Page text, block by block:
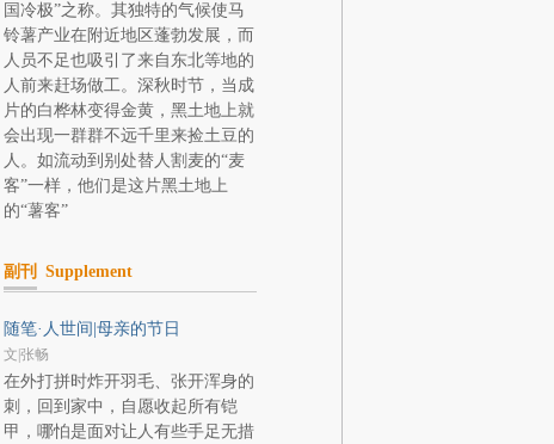
国冷极”之称。其独特的气候使马
铃薯产业在附近地区蓬勃发展，而
人员不足也吸引了来自东北等地的
人前来赶场做工。深秋时节，当成
片的白桦林变得金黄，黑土地上就
会出现一群群不远千里来捡土豆的
人。如流动到别处替人割麦的“麦
客”一样，他们是这片黑土地上
的“薯客”
副刊 Supplement
随笔·人世间|母亲的节日
文|张畅
在外打拼时炸开羽毛、张开浑身的
刺，回到家中，自愿收起所有铠
甲，哪怕是面对让人有些手足无措